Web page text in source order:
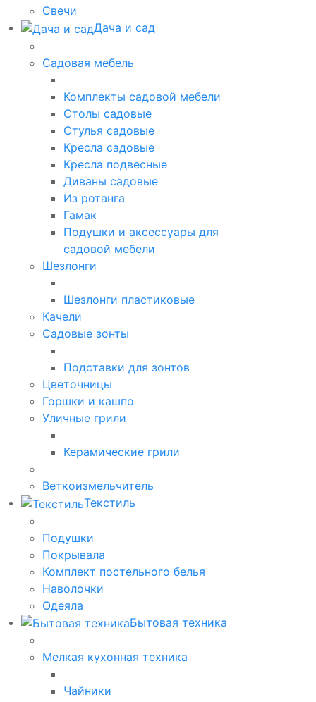
Свечи
Дача и сад
Садовая мебель
Комплекты садовой мебели
Столы садовые
Стулья садовые
Кресла садовые
Кресла подвесные
Диваны садовые
Из ротанга
Гамак
Подушки и аксессуары для
садовой мебели
Шезлонги
Шезлонги пластиковые
Качели
Садовые зонты
Подставки для зонтов
Цветочницы
Горшки и кашпо
Уличные грили
Керамические грили
Веткоизмельчитель
Текстиль
Подушки
Покрывала
Комплект постельного белья
Наволочки
Одеяла
Бытовая техника
Мелкая кухонная техника
Чайники